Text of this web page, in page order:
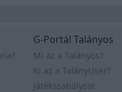
G-Portál Talányos
Mi az a Talányos?
Ki az a TalányUser?
Játékszabályzat